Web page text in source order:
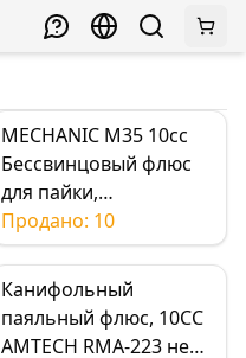
MECHANIC M35 10cc
Бессвинцовый флюс
для пайки,
прозрачный паяльный
шприц, ремонт
материнской платы
мобильного телефона
Продано: 10
Канифольный
паяльный флюс, 10CC
AMTECH RMA-223 не